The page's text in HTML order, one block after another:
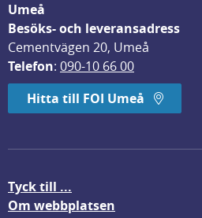
Umeå
Besöks- och leveransadress
Cementvägen 20, Umeå
Telefon: 090-10 66 00
Hitta till FOI Umeå
Tyck till ...
Om webbplatsen